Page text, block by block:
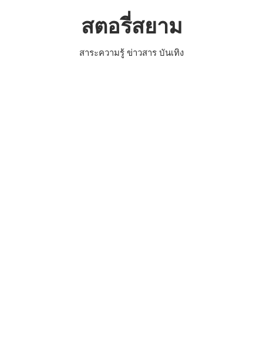
สตอรี่สยาม
สาระความรู้ ข่าวสาร บันเทิง